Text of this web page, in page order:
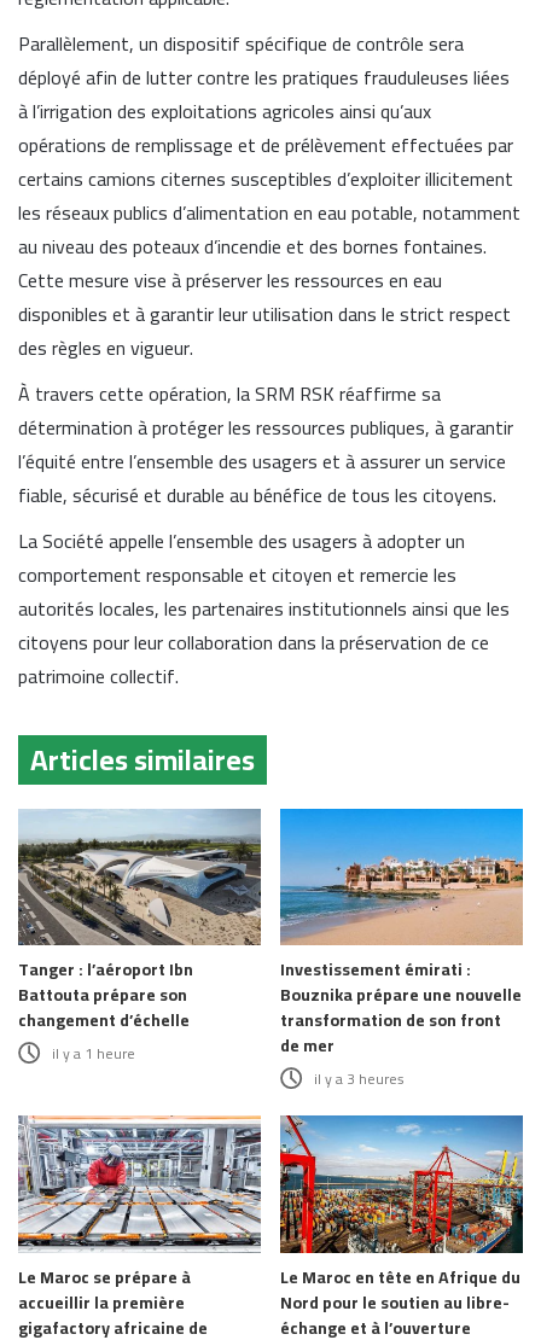
Parallèlement, un dispositif spécifique de contrôle sera
déployé afin de lutter contre les pratiques frauduleuses liées
à l’irrigation des exploitations agricoles ainsi qu’aux
opérations de remplissage et de prélèvement effectuées par
certains camions citernes susceptibles d’exploiter illicitement
les réseaux publics d’alimentation en eau potable, notamment
au niveau des poteaux d’incendie et des bornes fontaines.
Cette mesure vise à préserver les ressources en eau
disponibles et à garantir leur utilisation dans le strict respect
des règles en vigueur.
À travers cette opération, la SRM RSK réaffirme sa
détermination à protéger les ressources publiques, à garantir
l’équité entre l’ensemble des usagers et à assurer un service
fiable, sécurisé et durable au bénéfice de tous les citoyens.
La Société appelle l’ensemble des usagers à adopter un
comportement responsable et citoyen et remercie les
autorités locales, les partenaires institutionnels ainsi que les
citoyens pour leur collaboration dans la préservation de ce
patrimoine collectif.
Articles similaires
Tanger : l’aéroport Ibn
Battouta prépare son
changement d’échelle
il y a 1 heure
Investissement émirati :
Bouznika prépare une nouvelle
transformation de son front
de mer
il y a 3 heures
Le Maroc se prépare à
accueillir la première
gigafactory africaine de
Le Maroc en tête en Afrique du
Nord pour le soutien au libre-
échange et à l’ouverture